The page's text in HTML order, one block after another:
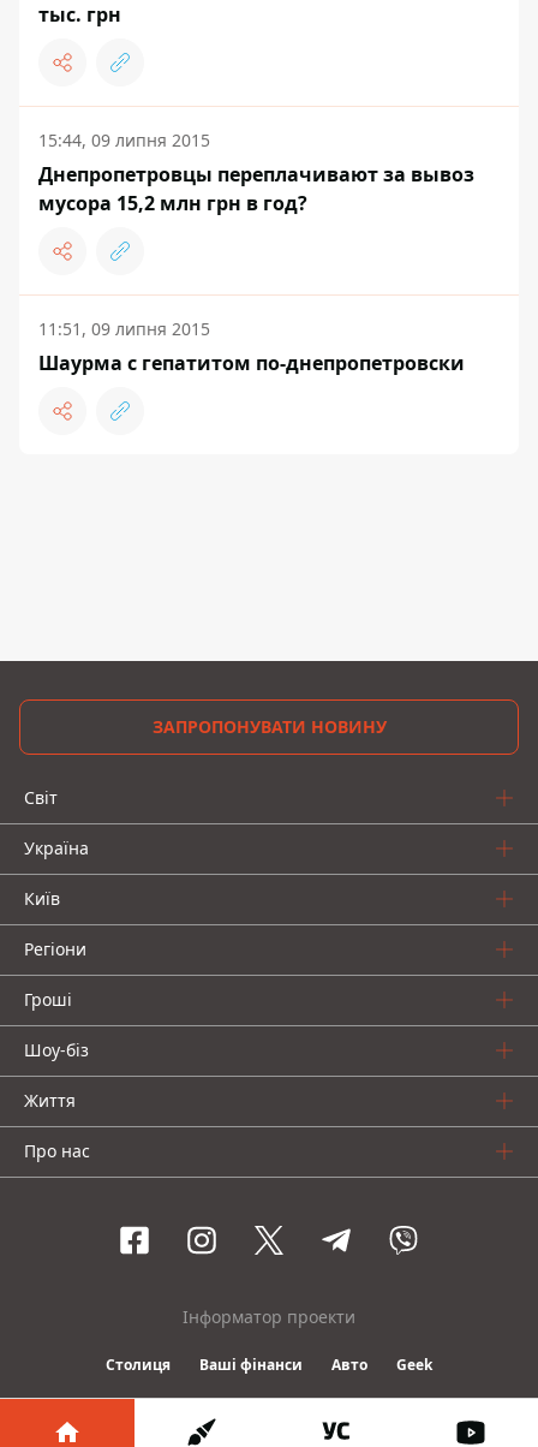
тыс. грн
15:44, 09 липня 2015
Днепропетровцы переплачивают за вывоз
мусора 15,2 млн грн в год?
11:51, 09 липня 2015
Шаурма с гепатитом по-днепропетровски
ЗАПРОПОНУВАТИ НОВИНУ
Світ
Україна
Київ
Регіони
Гроші
Шоу-біз
Життя
Про нас
Інформатор проекти
Столиця Ваші фінанси Авто Geek
© 2016-2026 Informator